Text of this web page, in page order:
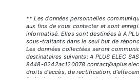
** Les données personnelles
aux fins de vous contacter et sont
informatisé. Elles sont destinées à A
sous-traitants dans le seul but de
Les données collectées seront
destinataires suivants: A PLUS ELEC
8448-0242ac120078
droits d’accès, de rectification,